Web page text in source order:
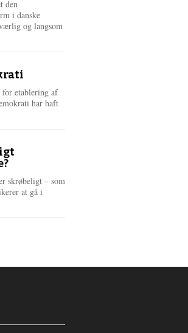
den
i danske
og langsom
etablering af
har haft
skrøbeligt – som
at gå i